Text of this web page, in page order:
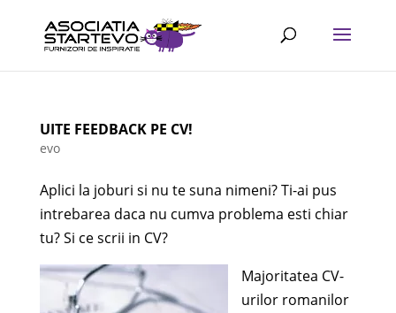
UITE FEEDBACK PE CV!
evo
Aplici la joburi si nu te suna nimeni? Ti-ai pus
intrebarea daca nu cumva problema esti chiar
tu? Si ce scrii in CV?
Majoritatea CV-
urilor romanilor